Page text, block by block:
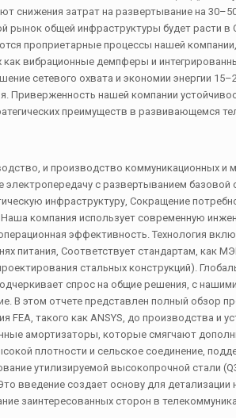
снижения затрат на развертывание на
общей инфраструктуры будет расти в
проприетарные процессы нашей
вибрационные демпферы и
сетевого охвата и экономии энергии
Приверженность нашей компании
преимуществ в развивающемся
и производство коммуникационных
с развертыванием
инфраструктуру, Сокращение
компания использует современную
эффективность. Технология
питания, Соответствует стандартам, как
стальных конструкций).
спрос на общие решения, с
В этом отчете представлен полный обзор
FEA, такого как ANSYS, до производства и
амортизаторы, которые смягчают
плотности и сельское соединение,
утилизируемой высокопрочной стали
введение создает основу для детализации
заинтересованных сторон в